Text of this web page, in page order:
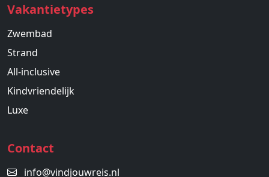
Vakantietypes
Zwembad
Strand
All-inclusive
Kindvriendelijk
Luxe
Contact
info@vindjouwreis.nl